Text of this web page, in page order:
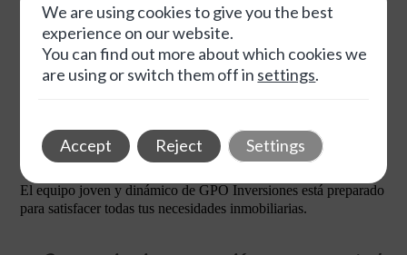
Descubre las últimas tendencias
inmuebles con GPO Inversiones.
El equipo joven y dinámico de GPO Inversiones está preparado
para satisfacer todas tus necesidades inmobiliarias.
We are using cookies to give you the best
experience on our website.
You can find out more about which cookies we
are using or switch them off in settings.
Accept Reject Settings